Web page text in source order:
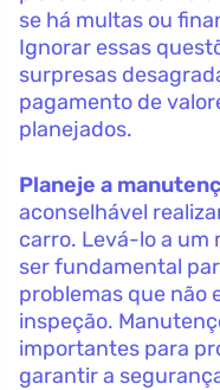
se há multas ou
Ignorar essas
surpresas
pagamento de
planejados.
Planeje a
aconselhável
carro. Levá-lo a um
ser fundamental
problemas que não
inspeção.
importantes para
garantir a